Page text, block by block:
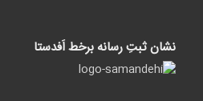
نشان ثبتِ رسانه برخط اَفدستا